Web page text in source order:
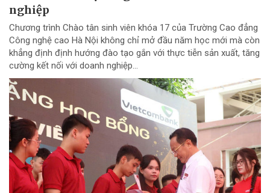
nghiệp
Chương trình Chào tân sinh viên khóa 17 của Trường Cao đẳng
Công nghệ cao Hà Nội không chỉ mở đầu năm học mới mà còn
khẳng định định hướng đào tạo gắn với thực tiễn sản xuất, tăng
cường kết nối với doanh nghiệp...